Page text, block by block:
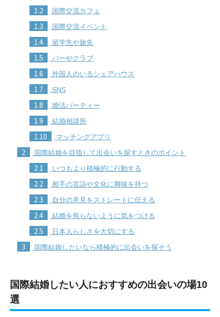
1.2 国際交流カフェ
1.3 国際交流イベント
1.4 留学先や旅先
1.5 バーやクラブ
1.6 外国人のいるシェアハウス
1.7 SNS
1.8 婚活パーティー
1.9 結婚相談所
1.10 マッチングアプリ
2 国際結婚を目指して出会いを探すときのポイント
2.1 いつもより積極的に行動する
2.2 相手の言語や文化に興味を持つ
2.3 自分の意見をストレートに伝える
2.4 結婚を焦らないように気をつける
2.5 日本人らしさを大切にする
3 国際結婚したいなら積極的に出会いを探そう
国際結婚したい人におすすめの出会いの場10
選